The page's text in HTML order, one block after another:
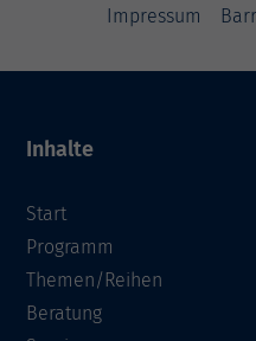
Impressum
Inhalte
Start
Programm
Themen/Reihen
Beratung